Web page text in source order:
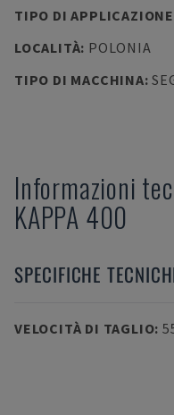
TIPO DI APPLICAZIONE
LOCALITÀ: POLONIA
TIPO DI MACCHINA:
Informazioni
KAPPA 400
SPECIFICHE
VELOCITÀ DI TAGLIO: